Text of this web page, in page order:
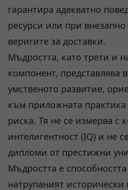
гарантира адекватно
ресурси или при
веригите за доставки.
Мъдростта, като трети и
компонент, представлява
умственото развитие,
към приложната практика
риска. Тя не се измерва с
интелигентност (IQ) и не
дипломи от престижни
Мъдростта е
натрупаният